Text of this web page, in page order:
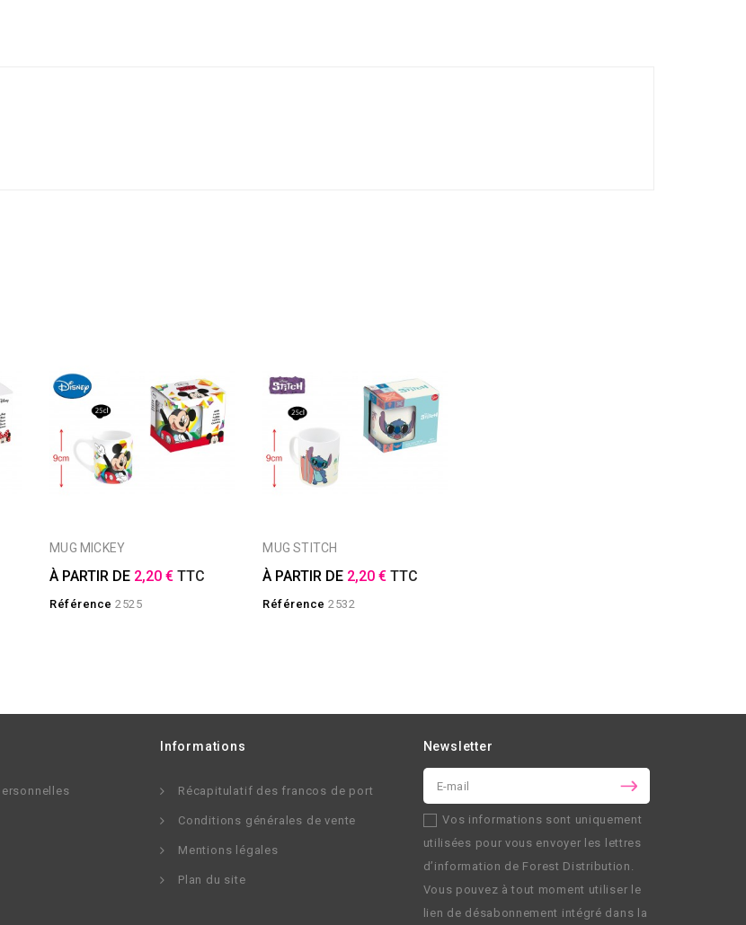
MUG MICKEY
À PARTIR DE 2,20 € TTC
Référence 2525
MUG STITCH
À PARTIR DE 2,20 € TTC
Référence 2532
Informations
Récapitulatif des francos de port
Conditions générales de vente
Mentions légales
Plan du site
Newsletter
Vos informations sont uniquement
utilisées pour vous envoyer les lettres
d’information de Forest Distribution .
Vous pouvez à tout moment utiliser le
lien de désabonnement intégré dans la